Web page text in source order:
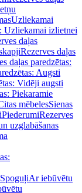
Uzliekamai
Uzliekamai izlietnei
daļas
Rezerves daļas
daļas paredzētas:
Augsti
Vidēji augsti
Piekaramie
mēbelesSienas
PiederumiRezerves
uzglabāšanas
Ar iebūvētu